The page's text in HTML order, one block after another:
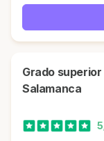
Grado superior en Marketing y Publicidad en
Salamanca